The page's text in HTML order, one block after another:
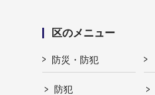
区のメニュー
防災・防犯
防犯